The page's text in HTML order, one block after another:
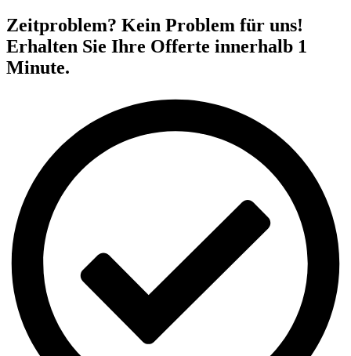
Zeitproblem? Kein Problem für uns!
Erhalten Sie Ihre Offerte innerhalb 1
Minute.